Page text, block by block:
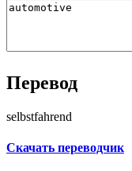
Перевод
selbstfahrend
Скачать переводчик